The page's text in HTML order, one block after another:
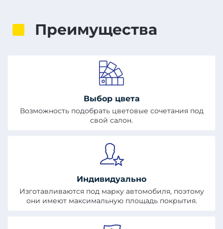
Преимущества
Выбор цвета
Возможность подобрать цветовые сочетания под
свой салон.
Индивидуально
Изготавливаются под марку автомобиля, поэтому
они имеют максимальную площадь покрытия.